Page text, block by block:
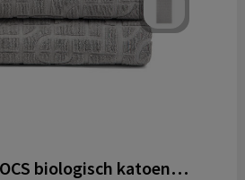
VINGA Verso OCS biologisch katoenen handdoekenset, 4 stuks